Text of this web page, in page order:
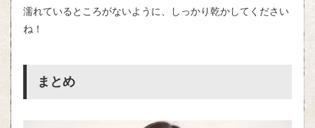
濡れているところがないように、しっかり乾かしてください
ね！
まとめ